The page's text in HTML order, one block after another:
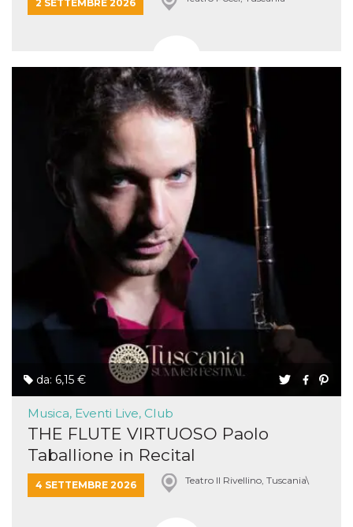
2 SETTEMBRE 2026
da: 6,15 €
Musica, Eventi Live, Club
THE FLUTE VIRTUOSO Paolo
Taballione in Recital
4 SETTEMBRE 2026 Teatro Il Rivellino, Tuscania\